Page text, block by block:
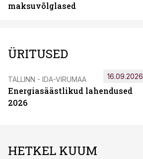
maksuvõlglased
ÜRITUSED
TALLINN - IDA-VIRUMAA
Energiasäästlikud lahendused
2026
16.09.2026
HETKEL KUUM